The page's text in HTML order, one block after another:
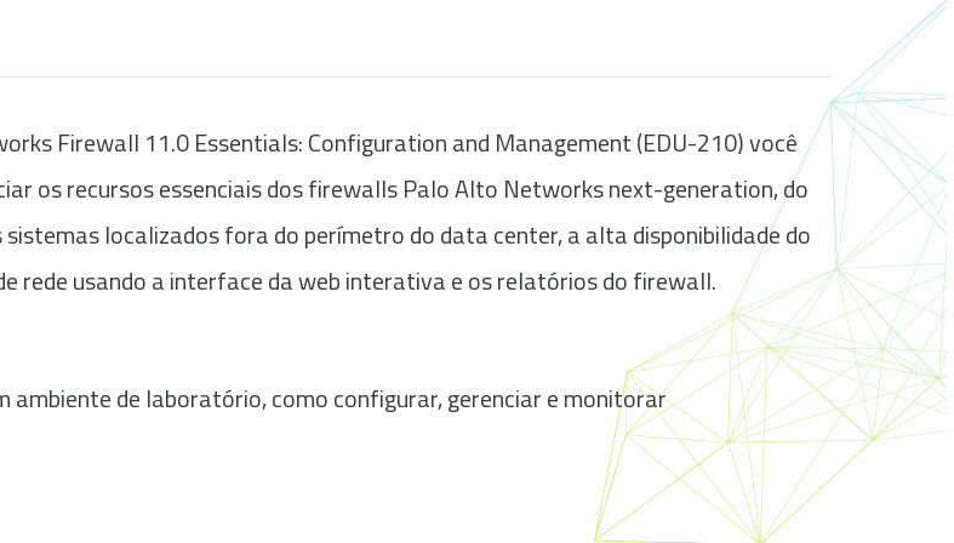
Firewall 11.0 Essentials: Configuration and Management (EDU-210) você
os recursos essenciais dos firewalls Palo Alto Networks next-generation, do
localizados fora do perímetro do data center, a alta disponibilidade do
rede usando a interface da web interativa e os relatórios do firewall.
ambiente de laboratório, como configurar, gerenciar e monitorar